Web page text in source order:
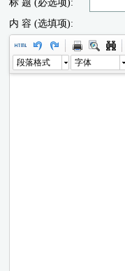
标 题 (必选项):
内 容 (选填项):
段落格式 字体